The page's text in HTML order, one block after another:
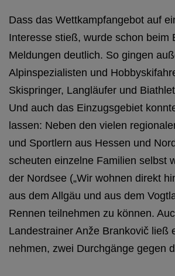
Dass das Wettkampfangebot auf
Interesse stieß, wurde schon beim
Meldungen deutlich. So gingen
Alpinspezialisten und
Skispringer, Langläufer und
Und auch das Einzugsgebiet
lassen: Neben den vielen
und Sportlern aus Hessen und
scheuten einzelne Familien selbst
der Nordsee („Wir wohnen direkt
aus dem Allgäu und aus dem
Rennen teilnehmen zu können.
Landestrainer Anže Brankovič ließ
nehmen, zwei Durchgänge gegen